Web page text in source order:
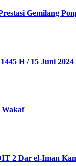
Gemilang
H / 15 Juni 2024
Wakaf
2 Dar el-Iman